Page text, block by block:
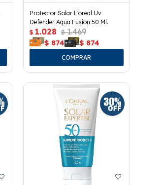
Protector Solar L'oreal Uv
Defender Aqua Fusion 50 Ml.
$ 1.028 $ 1.469
$ 874 $ 874